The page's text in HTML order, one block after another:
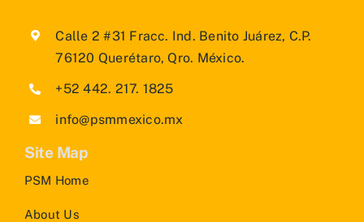
Calle 2 #31 Fracc. Ind. Benito Juárez, C.P.
76120 Querétaro, Qro. México.
+52 442. 217. 1825
info@psmmexico.mx
Site Map
PSM Home
About Us